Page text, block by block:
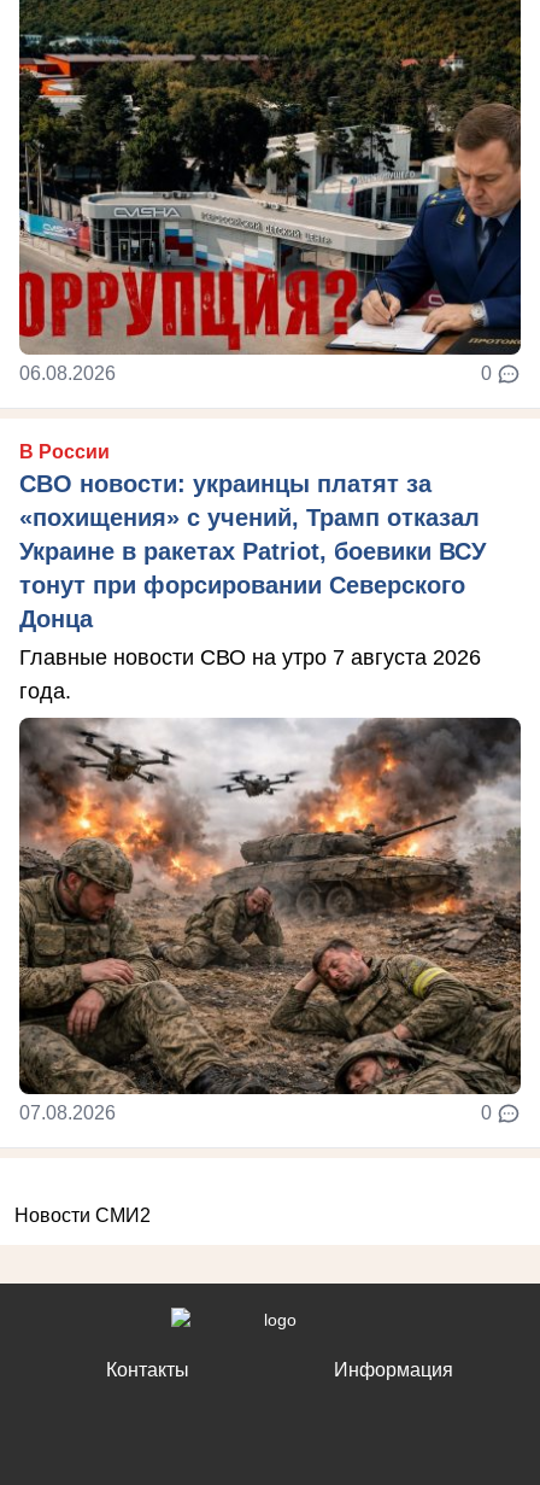
06.08.2026 0
В России
СВО новости: украинцы платят за
«похищения» с учений, Трамп отказал
Украине в ракетах Patriot, боевики ВСУ
тонут при форсировании Северского
Донца
Главные новости СВО на утро 7 августа 2026
года.
07.08.2026 0
Новости СМИ2
Контакты Информация